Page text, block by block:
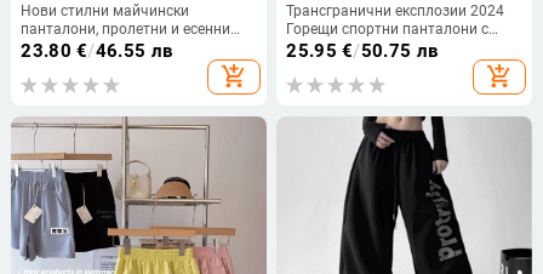
Нови стилни майчински
панталони, пролетни и есенни
прави панталони за средна и
възрастна възраст, широки
дамски панталони, панталони за
23.80 €/46.55 лв
add_shopping_cart
Трансгранични експлозии 2024
Горещи спортни панталони с
дълги крачоли
25.95 €/50.75 лв
add_shopping_cart